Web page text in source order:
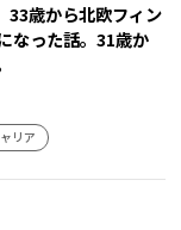
歳から北欧フィン
なった話。31歳か
リア